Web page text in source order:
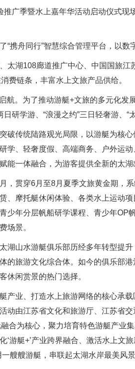
季暨水上嘉年华活动启动仪式现
舟同行”智慧综合管理平台，以数
湖108廊道推广中心、中国国旅江
费链条，丰富水上文旅产品供给。
。为了推动游艇+文旅的多元化发
研学游、“浪漫之约”三日轻奢游、“
传统陆路观光局限，以游艇为核心
学、轻奢度假、高端商务、户外运
能一体融合，为游客提供全新的太湖
贯穿6月至8月夏季文旅黄金期，
、摩托艇休闲体验、各类水上运动
少年分层帆船研学课程、青少年
场景。
山水游艇俱乐部历经多年转型提升
的旅游文化综合体。如今的俱乐部
休闲赏景的热门选择。
业、打造水上旅游网络的核心承载
动由江苏省文化和旅游厅、江苏省
合为核心，聚力培育特色游艇产业
‘游艇+’产业跨界融合、激活水上
艘艘游艇，串联起太湖水岸最美风